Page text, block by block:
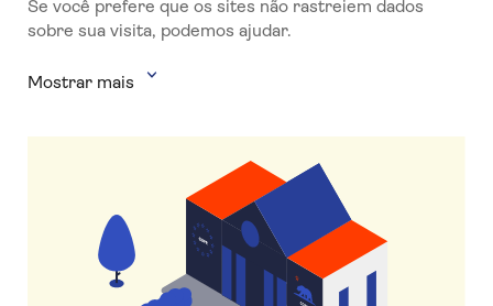
Se você prefere que os sites não rastreiem dados
sobre sua visita, podemos ajudar.
Mostrar mais